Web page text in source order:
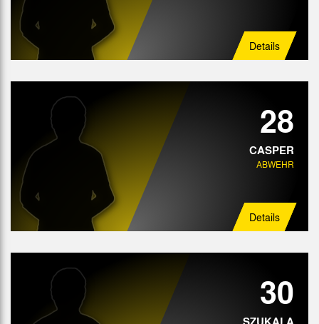
Details
28
CASPER
ABWEHR
Details
30